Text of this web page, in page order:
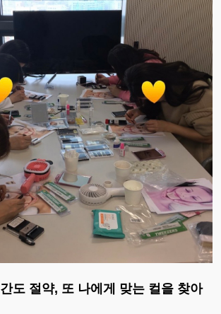
도 절약, 또 나에게 맞는 컬을 찾아